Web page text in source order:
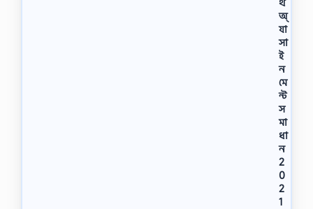
অ্
যা
সা
ই
ন
মে
ন্ট
স
মা
ধা
ন
2
0
2
1